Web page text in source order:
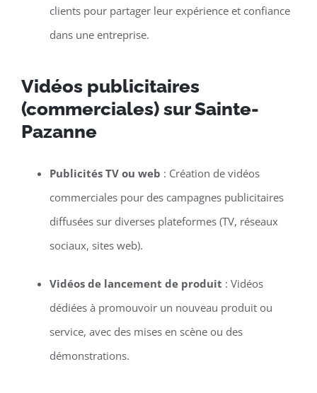
clients pour partager leur expérience et confiance
dans une entreprise.
Vidéos publicitaires
(commerciales) sur Sainte-
Pazanne
Publicités TV ou web : Création de vidéos
commerciales pour des campagnes publicitaires
diffusées sur diverses plateformes (TV, réseaux
sociaux, sites web).
Vidéos de lancement de produit : Vidéos
dédiées à promouvoir un nouveau produit ou
service, avec des mises en scène ou des
démonstrations.